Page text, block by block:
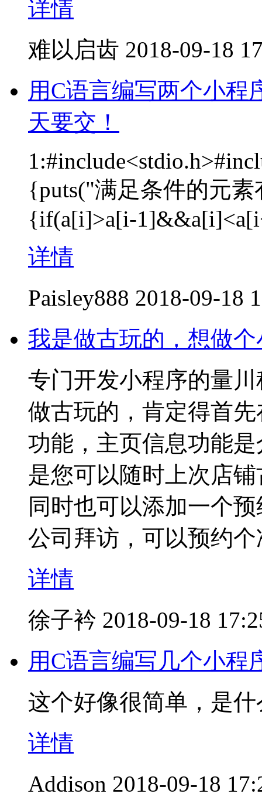
详情
难以启齿 2018-09-18
用C语言编写两个小程
天要交！
{puts("满足条件的元
{if(a[i]>a[i-
详情
Paisley888 2018-09-18
我是做古玩的，想做
专门开发小程序的量
做古玩的，肯定得首
功能，主页信息功能
是您可以随时上次店
同时也可以添加一个
公司拜访，可以预约
详情
徐子衿 2018-09-18
用C语言编写几个小程
这个好像很简单，是
详情
Addison 2018-09-18